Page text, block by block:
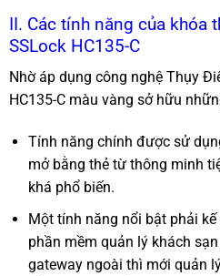
II. Các tính năng của khóa
SSLock HC135-C
Nhờ áp dụng công nghệ Thụy
HC135-C màu vàng sở hữu
Tính năng chính được sử
mở bằng thẻ từ thông minh
khá phổ biến.
Một tính năng nổi bật phải
phần mềm quản lý khách
gateway ngoài thì mới quản